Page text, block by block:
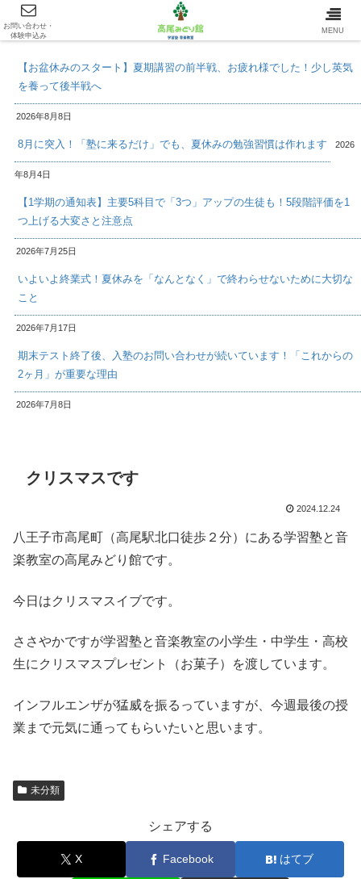
最新情報/INFOMATION
【お盆休みのスタート】夏期講習の前半戦、お疲れ様でした！少し英気
を養って後半戦へ
2026年8月8日
8月に突入！「塾に来るだけ」でも、夏休みの勉強習慣は作れます 2026
年8月4日
【1学期の通知表】主要5科目で「3つ」アップの生徒も！5段階評価を1
つ上げる大変さと注意点
2026年7月25日
いよいよ終業式！夏休みを「なんとなく」で終わらせないために大切な
こと
2026年7月17日
期末テスト終了後、入塾のお問い合わせが続いています！「これからの
2ヶ月」が重要な理由
2026年7月8日
クリスマスです
2024.12.24
八王子市高尾町（高尾駅北口徒歩２分）にある学習塾と音
楽教室の高尾みどり館です。
今日はクリスマスイブです。
ささやかですが学習塾と音楽教室の小学生・中学生・高校
生にクリスマスプレゼント（お菓子）を渡しています。
インフルエンザが猛威を振るっていますが、今週最後の授
業まで元気に通ってもらいたいと思います。
未分類
シェアする
X Facebook はてブ
お問い合わせ・
体験申込み
MENU